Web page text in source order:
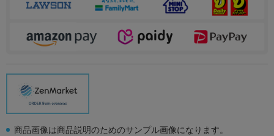
商品画像は商品説明のためのサンプル画像になります。